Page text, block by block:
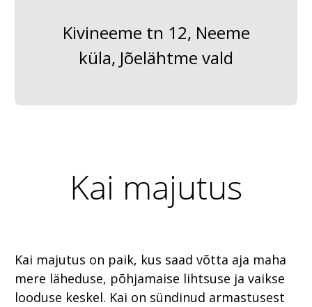
Kivineeme tn 12, Neeme
küla, Jõelähtme vald
Kai majutus
Kai majutus on paik, kus saad võtta aja maha
mere läheduse, põhjamaise lihtsuse ja vaikse
looduse keskel. Kai on sündinud armastusest